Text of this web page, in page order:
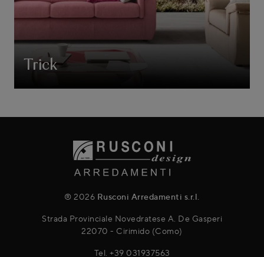
Trick
® 2026 Rusconi Arredamenti s.r.l.
Strada Provinciale Novedratese A. De Gasperi
22070 - Cirimido (Como)
Tel. +39 031937563